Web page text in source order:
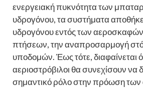
ενεργειακή πυκνότητα των
υδρογόνου, τα συστήματα
υδρογόνου εντός των
πτήσεων, την αναπροσαρμογή
υποδομών. Έως τότε, διαφαίνεται
αεριοστρόβιλοι θα συνεχίσουν να
σημαντικό ρόλο στην πρόωση